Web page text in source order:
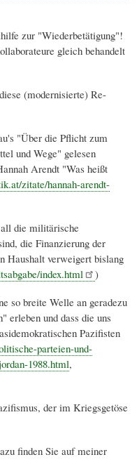
zur "Wiederbetätigung"!
gleich behandelt
(modernisierte) Re-
"Über die Pflicht zum
und Wege" gelesen
Arendt "Was heißt
zitate/hannah-arendt-
die militärische
die Finanzierung der
Haushalt verweigert bislang
index.html
)
so breite Welle an geradezu
und dass die uns
Pazifisten
parteien-und-
1988.html,
der im Kriegsgetöse
finden Sie auf meiner